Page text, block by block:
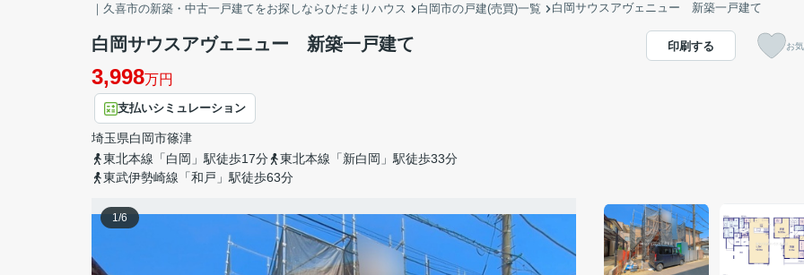
｜久喜市の新築・中古一戸建てをお探しならひだまりハウス 白岡市の戸建(売買)一覧 白岡サウスアヴェニュー 新築一戸建て
白岡サウスアヴェニュー 新築一戸建て
3,998万円
支払いシミュレーション
埼玉県白岡市篠津
東北本線「白岡」駅徒歩17分
東北本線「新白岡」駅徒歩33分
東武伊勢崎線「和戸」駅徒歩63分
印刷する お
1/6